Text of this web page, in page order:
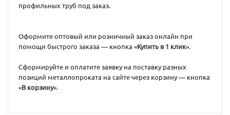
профильных труб под заказ.
Оформите оптовый или розничный заказ онлайн при
помощи быстрого заказа — кнопка «Купить в 1 клик».
Сформируйте и оплатите заявку на поставку разных
позиций металлопроката на сайте через корзину — кнопка
«В корзину».